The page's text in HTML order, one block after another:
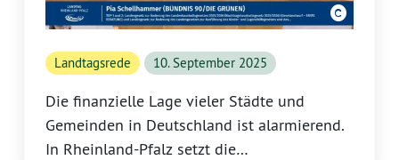
Landtagsrede 10. September 2025
Die finanzielle Lage vieler Städte und
Gemeinden in Deutschland ist alarmierend.
In Rheinland-Pfalz setzt die